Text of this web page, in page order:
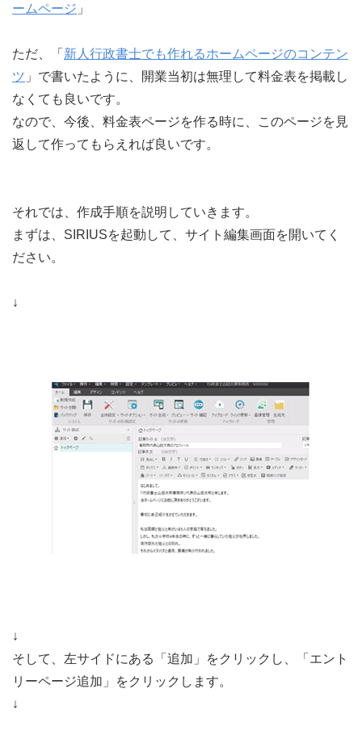
ームページ 」
ただ、「 新人行政書士でも作れるホームページのコンテン
ツ 」で書いたように、開業当初は無理して料金表を掲載し
なくても良いです。
なので、今後、料金表ページを作る時に、このページを見
返して作ってもらえれば良いです。
それでは、作成手順を説明していきます。
まずは、SIRIUSを起動して、サイト編集画面を開いてく
ださい。
↓
↓
そして、左サイドにある「追加」をクリックし、「エント
リーページ追加」をクリックします。
↓